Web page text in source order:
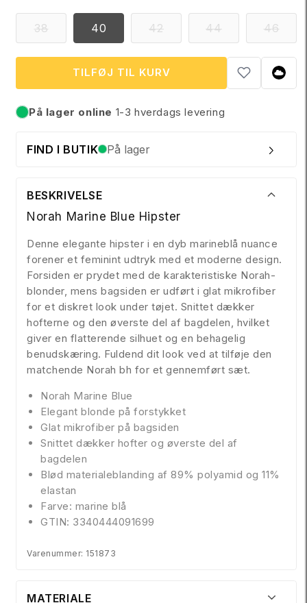
r
i
38VARIANTEN
ELLER
UTILGÆNGELIG
40 42VARIANTEN
ELLER
UTILGÆNGELIG
44VARIANTEN
ELLER
46
TILFØJ TIL KURV
På lager
På lager online 1-3 hverdags levering
FIND I BUTIK På lager
BESKRIVELSE
Norah Marine Blue Hipster
Denne elegante hipster i en dyb marineblå nuance
forener et feminint udtryk med et moderne design.
Forsiden er prydet med de karakteristiske Norah-
blonder, mens bagsiden er udført i glat mikrofiber
for et diskret look under tøjet. Snittet dækker
hofterne og den øverste del af bagdelen, hvilket
giver en flatterende silhuet og en behagelig
benudskæring. Fuldend dit look ved at tilføje den
matchende Norah bh for et gennemført sæt.
Norah Marine Blue
Elegant blonde på forstykket
Glat mikrofiber på bagsiden
Snittet dækker hofter og øverste del af
bagdelen
Blød materialeblanding af 89% polyamid og 11%
elastan
Farve: marine blå
GTIN: 3340444091699
Varenummer: 151873
MATERIALE